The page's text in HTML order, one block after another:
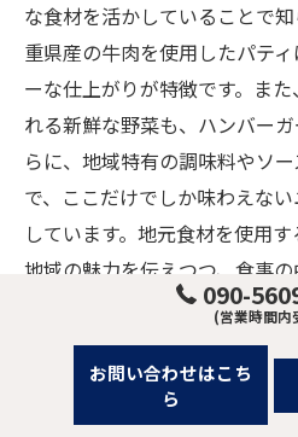
な食材を活かしていることで
重県産の牛肉を使用したパテ
ーな仕上がりが特徴です。ま
れる新鮮な野菜も、ハンバー
らに、地域特有の調味料やソ
で、ここだけでしか味わえない
しています。地元食材を使用す
地域の魅力を伝えつつ、食事
090-
(営業時間内
お問い合わせはこち
ら